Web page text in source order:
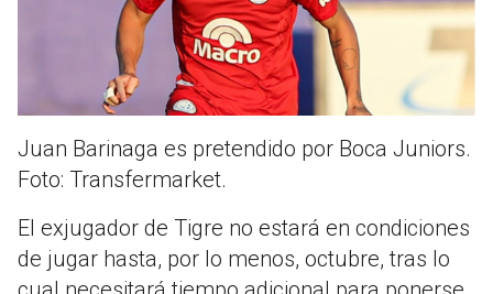
Juan Barinaga es pretendido por Boca Juniors.
Foto: Transfermarket.
El exjugador de Tigre no estará en condiciones
de jugar hasta, por lo menos, octubre, tras lo